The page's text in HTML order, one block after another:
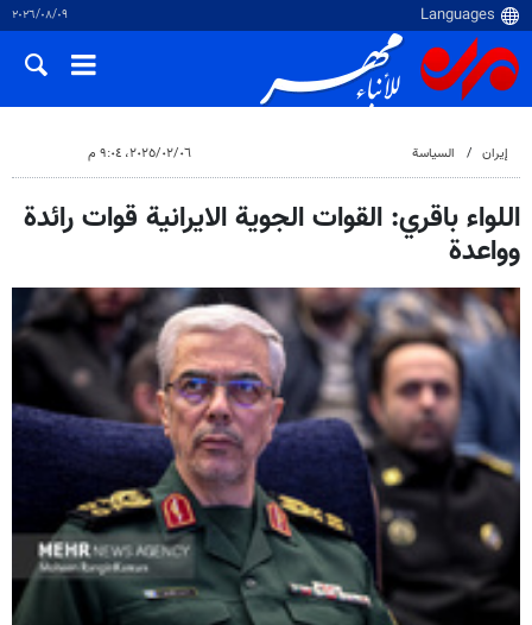
٠٩‏/٠٨‏/٢٠٢٦
إيران السياسة ٠٦‏/٠٢‏/٢٠٢٥، ٩:٠٤ م
اللواء باقري: القوات الجوية الايرانية قوات رائدة
وواعدة